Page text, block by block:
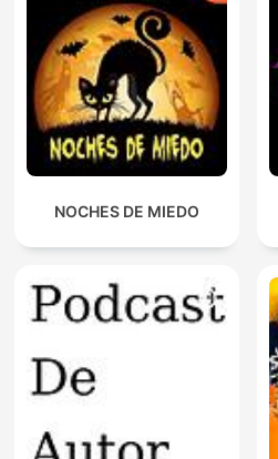
NOCHES DE MIEDO